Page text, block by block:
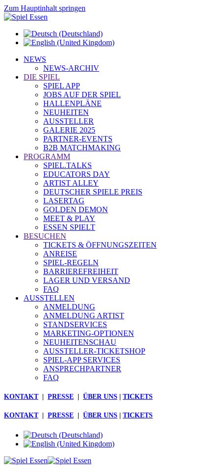
Zum Hauptinhalt springen
NEWS
NEWS-ARCHIV
DIE SPIEL
SPIEL APP
JOBS AUF DER SPIEL
HALLENPLÄNE
NEUHEITEN
AUSSTELLER
GALERIE 2025
PARTNER-EVENTS
B2B MATCHMAKING
PROGRAMM
SPIEL.TALKS
EDUCATORS DAY
ARTIST ALLEY
DEUTSCHER SPIELE PREIS
LASERTAG
GOLDEN DEMON
MEET & PLAY
ESSEN SPIELT
BESUCHEN
TICKETS & ÖFFNUNGSZEITEN
ANREISE
SPIEL-REGELN
BARRIEREFREIHEIT
LAGER UND VERSAND
FAQ
AUSSTELLEN
ANMELDUNG
ANMELDUNG ARTIST
STANDSERVICES
MARKETING-OPTIONEN
NEUHEITENSCHAU
AUSSTELLER-TICKETSHOP
SPIEL-APP SERVICES
ANSPRECHPARTNER
FAQ
KONTAKT| PRESSE ÜBER UNS TICKETS
KONTAKT| PRESSE ÜBER UNS TICKETS